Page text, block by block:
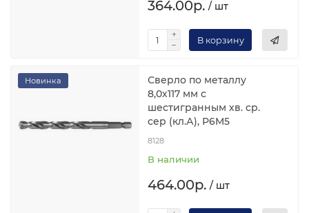
364.00р. / шт
В корзину
Новинка
Сверло по металлу
8,0х117 мм с
шестигранным хв. ср.
сер (кл.А), Р6М5
8128
В наличии
464.00р. / шт